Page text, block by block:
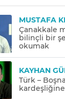
MUSTAFA
Çanakkale
bilinçli bir
okumak
KAYHAN
Türk –